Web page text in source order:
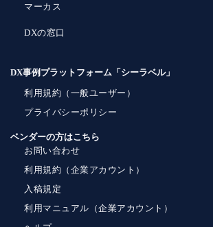
マーカス
DXの窓口
DX事例プラットフォーム「シーラベル」
利用規約（一般ユーザー）
プライバシーポリシー
ベンダーの方はこちら
お問い合わせ
利用規約（企業アカウント）
入稿規定
利用マニュアル（企業アカウント）